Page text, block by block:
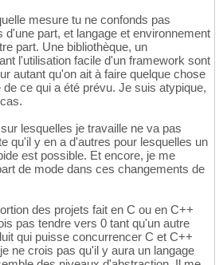
mesure tu ne confonds pas
d'une part, et langage et environnement
part. Une bibliothèque, un
l'utilisation facile d'un framework sont
autant qu'on ait à faire quelque chose
ce qui a été prévu. Je suis atypique,
lesquelles je travaille ne va pas
qu'il y en a d'autres pour lesquelles un
est possible. Et encore, je me
de mode dans ces changements de
des projets fait en C ou en C++
pas tendre vers 0 tant qu'un autre
qui puisse concurrencer C et C++
ne crois pas qu'il y aura un langage